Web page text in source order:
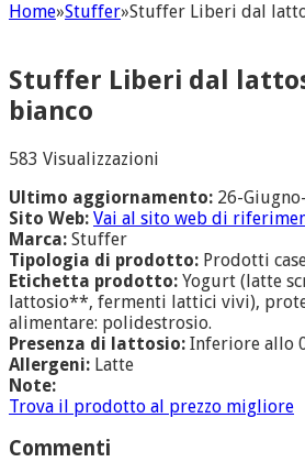
Home»Stuffer»Stuffer Liberi dal
Stuffer Liberi dal
bianco
583 Visualizzazioni
Ultimo aggiornamento: 26-
Sito Web: Vai al sito web di
Marca: Stuffer
Tipologia di prodotto: Prodotti
Etichetta prodotto: Yogurt (latte
lattosio**, fermenti lattici vivi),
alimentare: polidestrosio.
Presenza di lattosio: Inferiore allo
Allergeni: Latte
Note:
Trova il prodotto al prezzo migliore
Commenti